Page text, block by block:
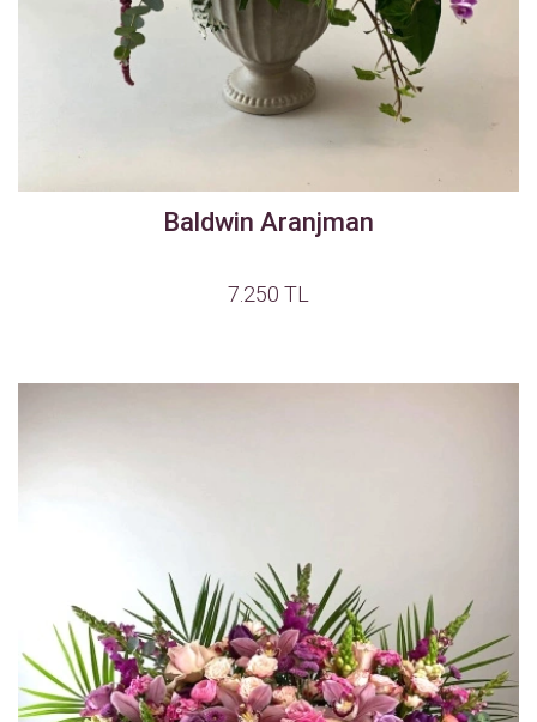
Baldwin Aranjman
7.250 TL